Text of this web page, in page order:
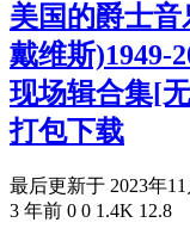
美国的爵士音
戴维斯)1949-
现场辑合集[
打包下载
最后更新于 2023年
3 年前 0 0 1.4K 12.8